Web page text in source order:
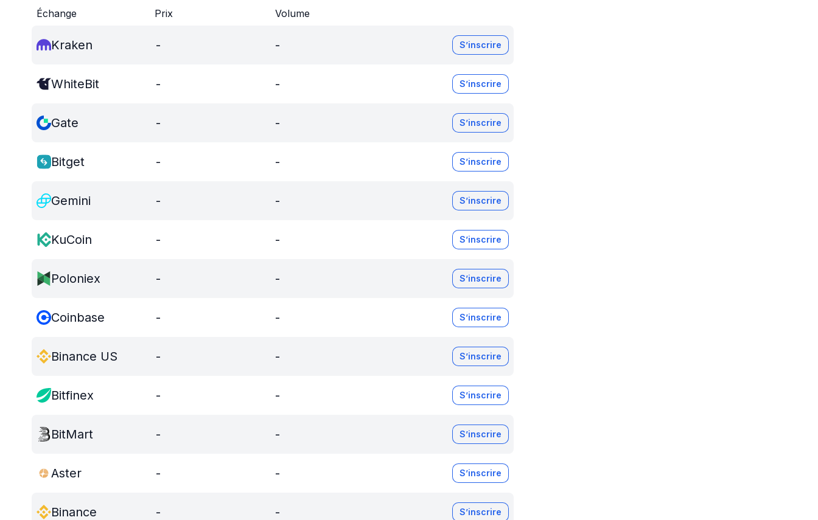
Échange Prix Volume
Kraken - - S’inscrire
WhiteBit - - S’inscrire
Gate - - S’inscrire
Bitget - - S’inscrire
Gemini - - S’inscrire
KuCoin - - S’inscrire
Poloniex - - S’inscrire
Coinbase - - S’inscrire
Binance US - - S’inscrire
Bitfinex - - S’inscrire
BitMart - - S’inscrire
Aster - - S’inscrire
Binance - - S’inscrire